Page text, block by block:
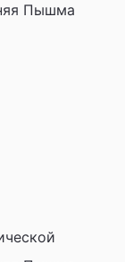
Пышма